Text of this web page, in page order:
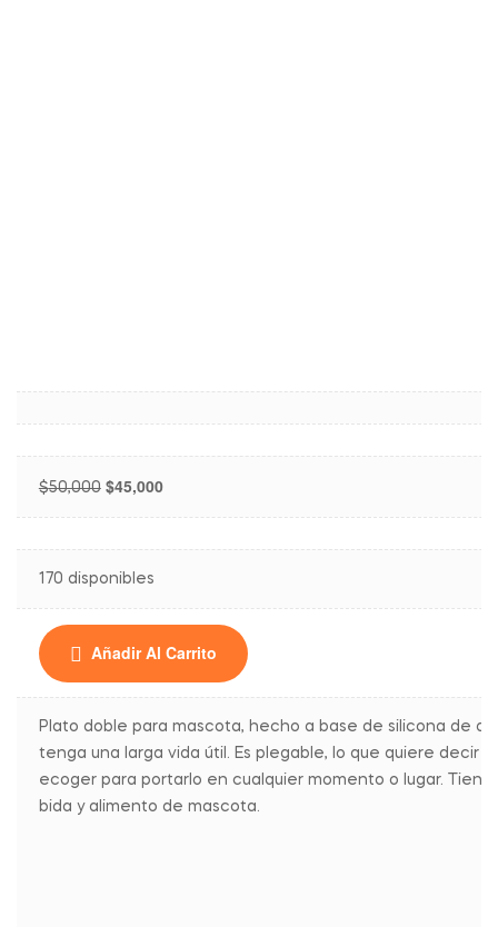
$50,000 $45,000
170 disponibles
Añadir Al Carrito
Plato doble para mascota, hecho a base de silicona de
tenga una larga vida útil. Es plegable, lo que quiere decir
ecoger para portarlo en cualquier momento o lugar.
bida y alimento de mascota.